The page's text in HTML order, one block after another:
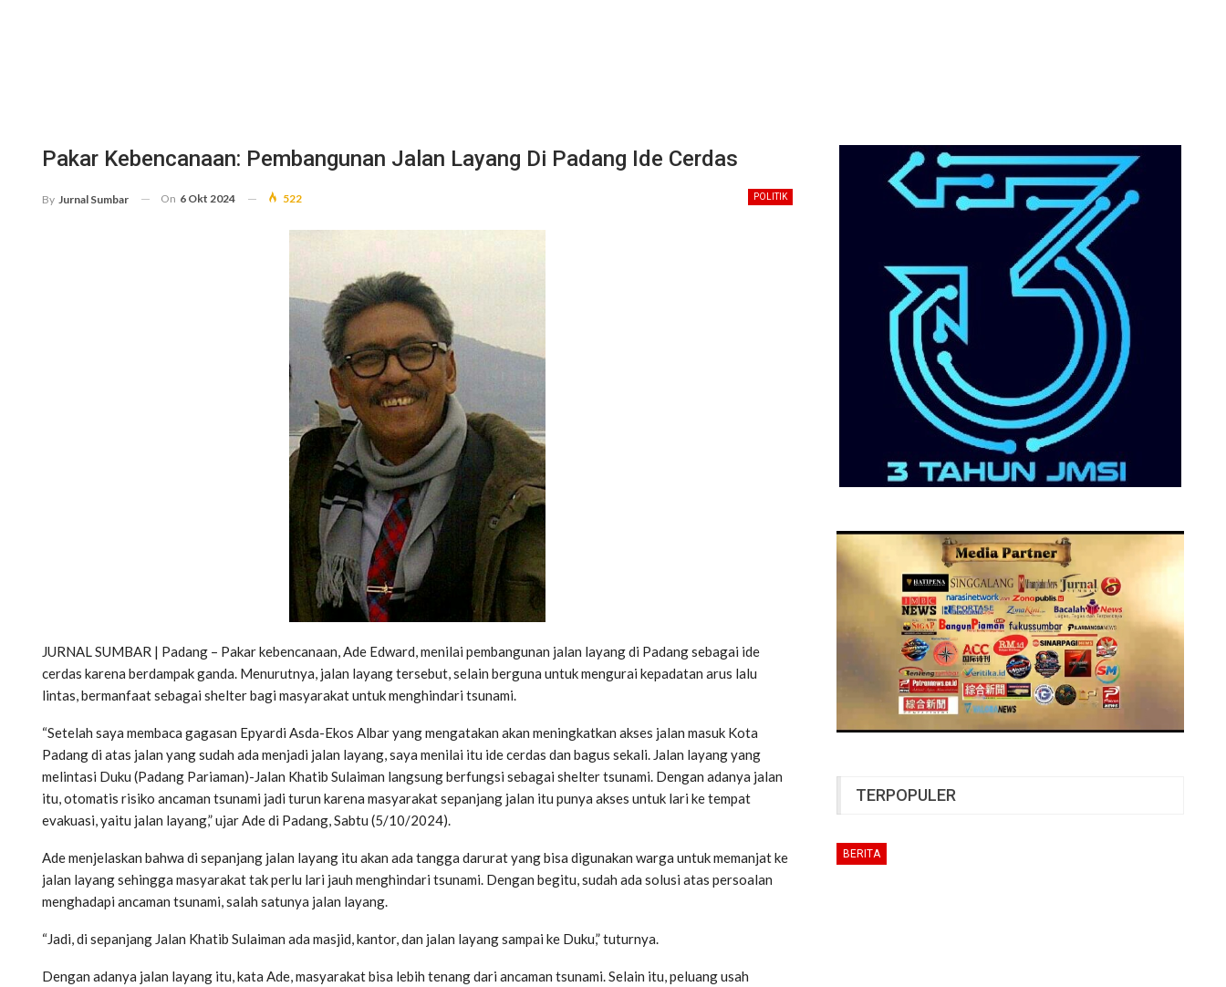
Pakar Kebencanaan: Pembangunan Jalan Layang Di Padang Ide Cerdas
POLITIK
By Jurnal Sumbar On 6 Okt 2024 522
JURNAL SUMBAR | Padang – Pakar kebencanaan, Ade Edward, menilai pembangunan jalan layang di Padang sebagai ide
cerdas karena berdampak ganda. Menurutnya, jalan layang tersebut, selain berguna untuk mengurai kepadatan arus lalu
lintas, bermanfaat sebagai shelter bagi masyarakat untuk menghindari tsunami.
“Setelah saya membaca gagasan Epyardi Asda-Ekos Albar yang mengatakan akan meningkatkan akses jalan masuk Kota
Padang di atas jalan yang sudah ada menjadi jalan layang, saya menilai itu ide cerdas dan bagus sekali. Jalan layang yang
melintasi Duku (Padang Pariaman)-Jalan Khatib Sulaiman langsung berfungsi sebagai shelter tsunami. Dengan adanya jalan
itu, otomatis risiko ancaman tsunami jadi turun karena masyarakat sepanjang jalan itu punya akses untuk lari ke tempat
evakuasi, yaitu jalan layang,” ujar Ade di Padang, Sabtu (5/10/2024).
Ade menjelaskan bahwa di sepanjang jalan layang itu akan ada tangga darurat yang bisa digunakan warga untuk memanjat ke
jalan layang sehingga masyarakat tak perlu lari jauh menghindari tsunami. Dengan begitu, sudah ada solusi atas persoalan
menghadapi ancaman tsunami, salah satunya jalan layang.
“Jadi, di sepanjang Jalan Khatib Sulaiman ada masjid, kantor, dan jalan layang sampai ke Duku,” tuturnya.
Dengan adanya jalan layang itu, kata Ade, masyarakat bisa lebih tenang dari ancaman tsunami. Selain itu, peluang usah
TERPOPULER
BERITA